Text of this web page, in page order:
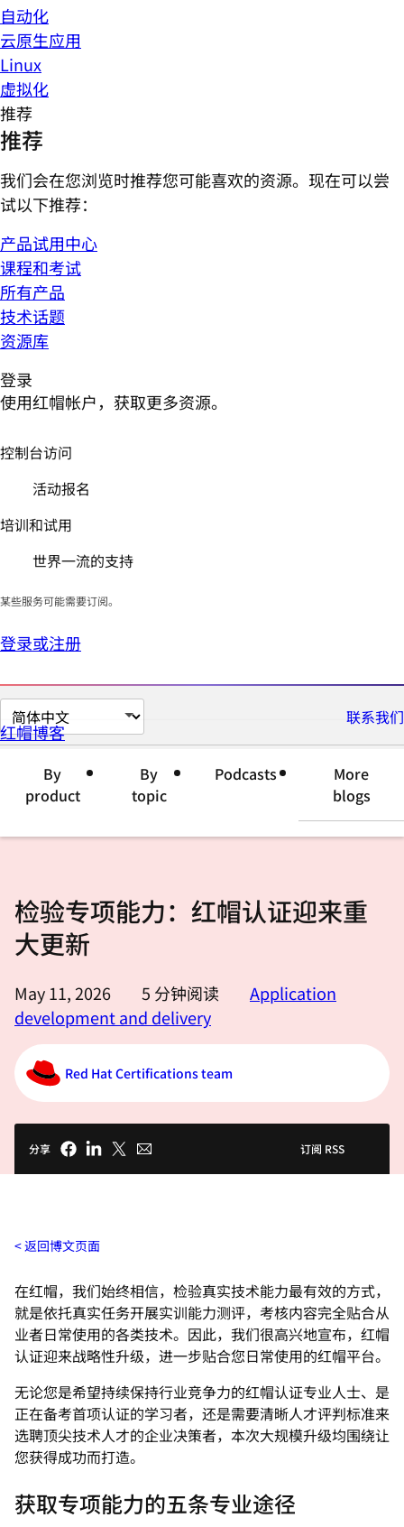
自动化
云原生应用
Linux
虚拟化
推荐
推荐
我们会在您浏览时推荐您可能喜欢的资源。现在可以尝
试以下推荐：
产品试用中心
课程和考试
所有产品
技术话题
资源库
登录
使用红帽帐户，获取更多资源。
控制台访问
活动报名
培训和试用
世界一流的支持
某些服务可能需要订阅。
登录或注册
切
换
言
联系我们
红帽博客
By
product
By
topic
Podcasts
More
blogs
检验专项能力：红帽认证迎来重
大更新
May 11, 2026 5 分钟阅读
Application
development and delivery
Red Hat Certifications team
分享 订阅 RSS
返回博文页面
在红帽，我们始终相信，检验真实技术能力最有效的方式，
就是依托真实任务开展实训能力测评，考核内容完全贴合从
业者日常使用的各类技术。因此，我们很高兴地宣布，红帽
认证迎来战略性升级，进一步贴合您日常使用的红帽平台。
无论您是希望持续保持行业竞争力的红帽认证专业人士、是
正在备考首项认证的学习者，还是需要清晰人才评判标准来
选聘顶尖技术人才的企业决策者，本次大规模升级均围绕让
您获得成功而打造。
获取专项能力的五条专业途径